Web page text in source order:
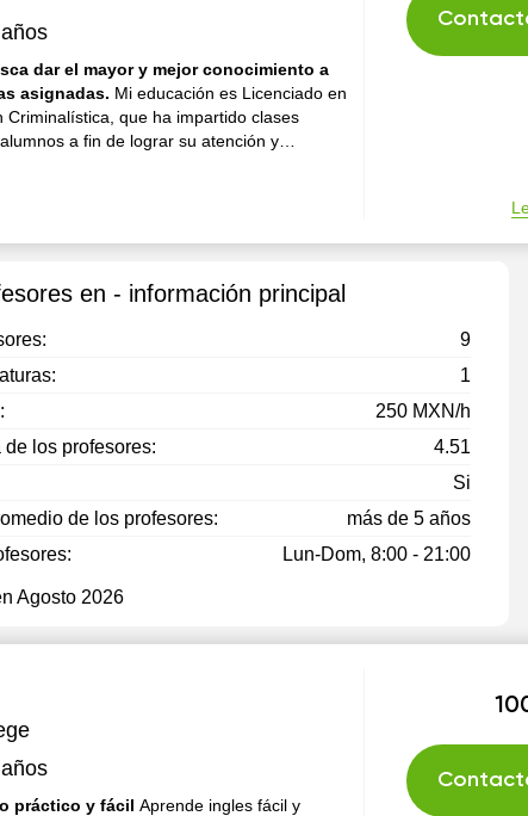
dar el mayor y mejor conocimiento a
asignadas. Mi educación es Licenciado en
Criminalística, que ha impartido clases
a fin de lograr su atención y
se ven en clase.
en - información principal
9
1
250 MXN/h
los profesores:
4.51
Si
de los profesores:
más de 5 años
Lun-Dom, 8:00 - 21:00
Agosto 2026
práctico y fácilAprende ingles fácil y